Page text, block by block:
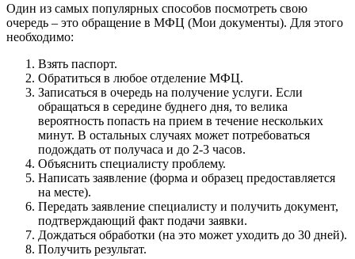
Один из самых популярных способов посмотреть свою
очередь – это обращение в МФЦ (Мои документы). Для этого
необходимо:
Взять паспорт.
Обратиться в любое отделение МФЦ.
Записаться в очередь на получение услуги. Если
обращаться в середине буднего дня, то велика
вероятность попасть на прием в течение нескольких
минут. В остальных случаях может потребоваться
подождать от получаса и до 2-3 часов.
Объяснить специалисту проблему.
Написать заявление (форма и образец предоставляется
на месте).
Передать заявление специалисту и получить документ,
подтверждающий факт подачи заявки.
Дождаться обработки (на это может уходить до 30 дней).
Получить результат.